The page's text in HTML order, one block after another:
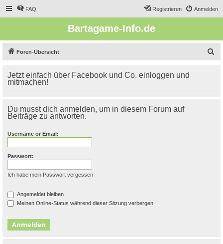
FAQ Anmelden
Registrieren
Bartagame-Info.de
Foren-Übersicht
Jetzt einfach über Facebook und Co. einloggen und
mitmachen!
Du musst dich anmelden, um in diesem Forum auf
Beiträge zu antworten.
Username or Email:
Passwort:
Ich habe mein Passwort vergessen
Angemeldet bleiben
Meinen Online-Status während dieser Sitzung verbergen